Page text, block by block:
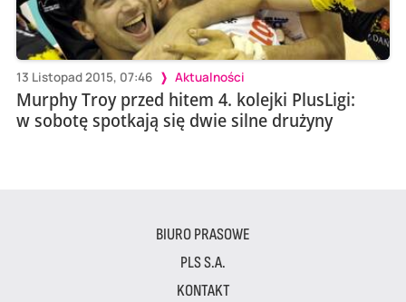
13 Listopad 2015, 07:46 Aktualności
Murphy Troy przed hitem 4. kolejki PlusLigi:
w sobotę spotkają się dwie silne drużyny
BIURO PRASOWE
PLS S.A.
KONTAKT